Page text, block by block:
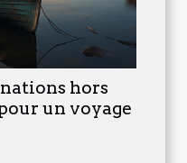
hors
un voyage